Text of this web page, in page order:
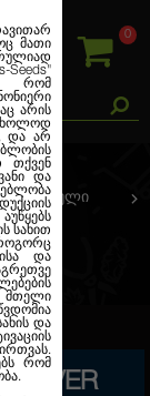
0
მათი
Seeds"
რომ
არის
და არ
თქვენ
და
აუწყებს
სახით
და
და
რომ
SILVER